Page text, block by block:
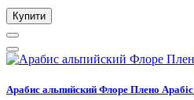
Купити
Арабис альпийский Флоре Плено